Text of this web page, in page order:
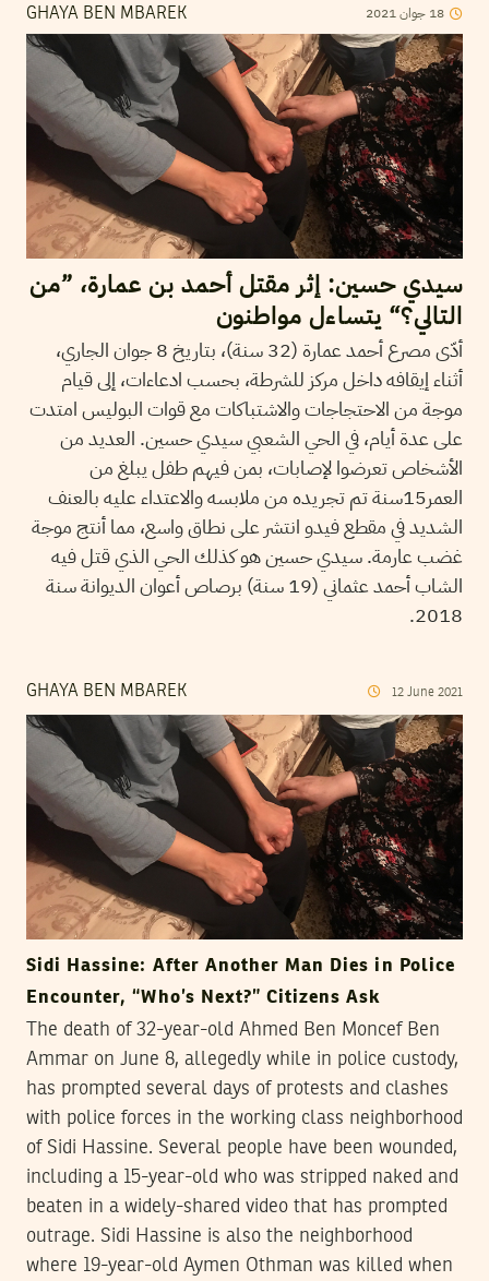
GHAYA BEN MBAREK 18 جوان2021
سيدي حسين: إثر مقتل أحمد بن عمارة، ”من
التالي؟“ يتساءل مواطنون
أدّى مصرع أحمد عمارة (32 سنة)، بتاريخ 8 جوان الجاري،
أثناء إيقافه داخل مركز للشرطة، بحسب ادعاءات، إلى قيام
موجة من الاحتجاجات والاشتباكات مع قوات البوليس امتدت
على عدة أيام، في الحي الشعبي سيدي حسين. العديد من
الأشخاص تعرضوا لإصابات، بمن فيهم طفل يبلغ من
العمر15سنة تم تجريده من ملابسه والاعتداء عليه بالعنف
الشديد في مقطع فيدو انتشر على نطاق واسع، مما أنتج موجة
غضب عارمة. سيدي حسين هو كذلك الحي الذي قتل فيه
الشاب أحمد عثماني (19 سنة) برصاص أعوان الديوانة سنة
2018.
GHAYA BEN MBAREK 12 June 2021
Sidi Hassine: After Another Man Dies in Police
Encounter, “Who’s Next?” Citizens Ask
The death of 32-year-old Ahmed Ben Moncef Ben
Ammar on June 8, allegedly while in police custody,
has prompted several days of protests and clashes
with police forces in the working class neighborhood
of Sidi Hassine. Several people have been wounded,
including a 15-year-old who was stripped naked and
beaten in a widely-shared video that has prompted
outrage. Sidi Hassine is also the neighborhood
where 19-year-old Aymen Othman was killed when